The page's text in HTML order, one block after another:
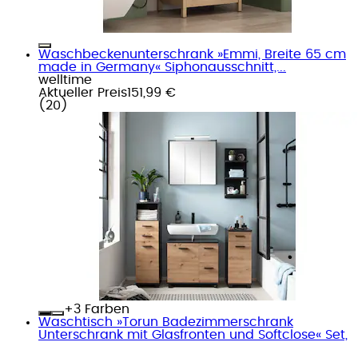
Waschbeckenunterschrank »Emmi, Breite 65 cm
made in Germany« Siphonausschnitt,...
welltime
Aktueller Preis151,99 €
( 20 )
+
Farben
Waschtisch »Torun Badezimmerschrank
Unterschrank mit Glasfronten und Softclose« Set,